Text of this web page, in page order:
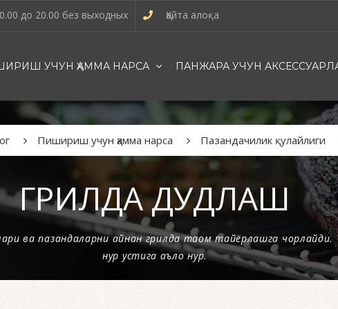
до 20.00 без выходных Қайта алоқа
УЧУН ҲАММА НАРСА ПАНЖАРА УЧУН
ГРИЛДА ДУДЛАШ
ва пазандаларни айнан грилда таом тайёрлашга
нур устига аъло нур.
Пишириш учун ҳамма нарса Пазандачилик қулайлиги